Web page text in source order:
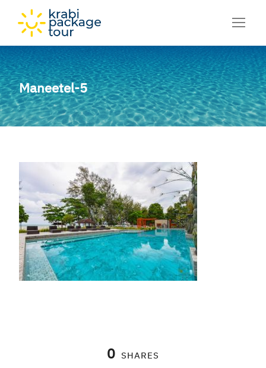
Maneetel-5
0 SHARES